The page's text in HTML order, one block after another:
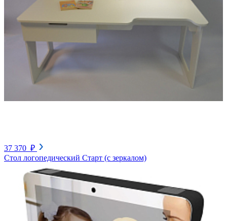
37 370 ₽
Стол логопедический Старт (с зеркалом)